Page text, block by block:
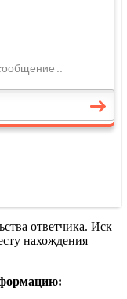
ответчика. Иск
нахождения